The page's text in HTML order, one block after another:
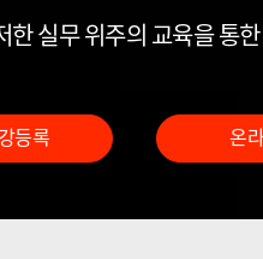
한 실무 위주의 교육을 통
등록 온